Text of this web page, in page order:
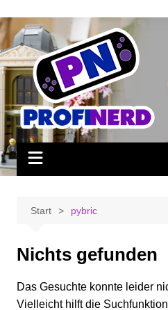
Inhalt
springen
Start pybric
Nichts gefunden
Das Gesuchte konnte leider
Vielleicht hilft die